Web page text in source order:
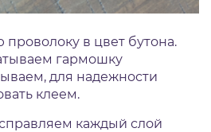
в цвет бутона.
гармошку
для надежности
клеем.
каждый слой